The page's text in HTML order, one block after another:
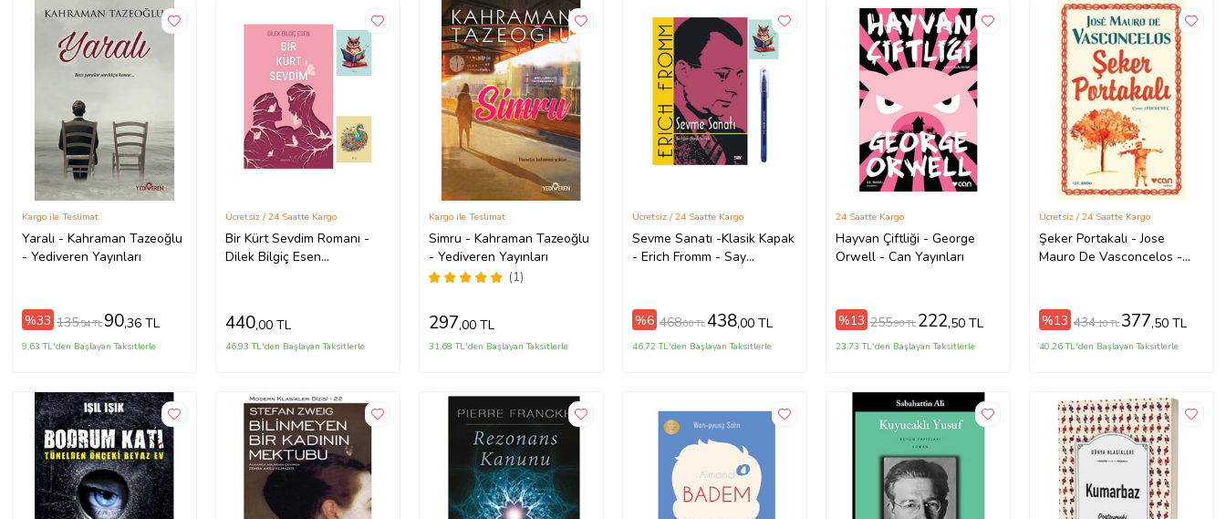
Yaralı - Kahraman Tazeoğlu
- Yediveren Yayınları
Kargo ile Teslimat
%33 135,54 TL 90,36 TL
9,63 TL'den Başlayan Taksitlerle
Bir Kürt Sevdim Romanı -
Dilek Bilgiç Esen
Ücretsiz / 24 Saatte Kargo
440,00 TL
46,93 TL'den Başlayan Taksitlerle
Simru - Kahraman Tazeoğlu
- Yediveren Yayınları
(1)
Kargo ile Teslimat
297,00 TL
31,68 TL'den Başlayan Taksitlerle
Sevme Sanatı -Klasik Kapak
- Erich Fromm - Say
Ücretsiz / 24 Saatte Kargo
%6 468,00 TL438,00 TL
46,72 TL'den Başlayan Taksitlerle
Hayvan Çiftliği - George
Orwell - Can Yayınları
24 Saatte Kargo
%13 255,90 TL 222,50 TL
23,73 TL'den Başlayan Taksitlerle
Şeker Portakalı - Jose
Mauro De Vasconcelos -
Ücretsiz / 24 Saatte Kargo
%13 434,10 TL 377,50 TL
40,26 TL'den Başlayan Taksitlerle